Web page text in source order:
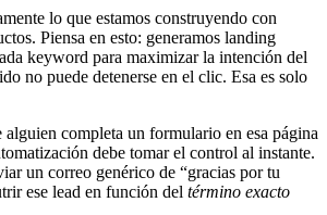
lo que estamos construyendo con
Piensa en esto: generamos landing
keyword para maximizar la intención del
no puede detenerse en el clic. Esa es solo
completa un formulario en esa página
debe tomar el control al instante.
un correo genérico de “gracias por tu
ese lead en función del término exacto